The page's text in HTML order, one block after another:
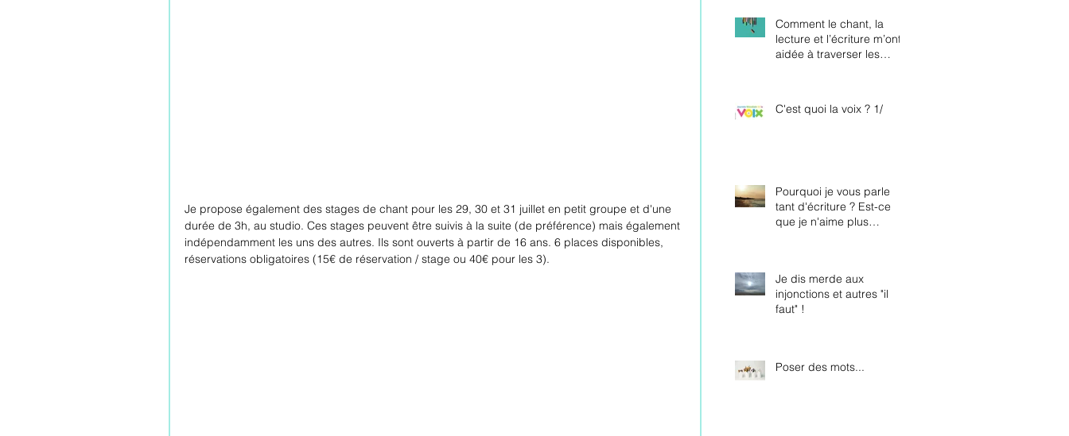
Je propose également des stages de chant pour les 29, 30 et 31 juillet en petit groupe et d'une
durée de 3h, au studio. Ces stages peuvent être suivis à la suite (de préférence) mais également
indépendamment les uns des autres. Ils sont ouverts à partir de 16 ans. 6 places disponibles,
réservations obligatoires (15€ de réservation / stage ou 40€ pour les 3).
Comment le chant, la
lecture et l’écriture m’ont
aidée à traverser les
C'est quoi la voix ? 1/
Pourquoi je vous parle
tant d'écriture ? Est-ce
que je n'aime plus
Je dis merde aux
injonctions et autres "il
faut" !
Poser des mots...